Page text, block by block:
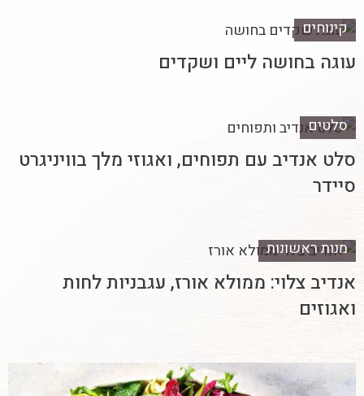
קינוחים
עוגה בחושה ליים ושקדים
סלטים
סלט אנדיב עם תפוחים, ואגוזי מלך בוויניגרט
סיידר
מנות ראשונות
אנדיב צלוי: ממולא אורז, עגבניות לחות
ואגוזים